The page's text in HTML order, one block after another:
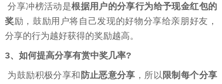
分享冲榜活动是根据用户的分享行为给予现金红包的
奖励，鼓励用户将自己发现的好物分享给亲朋好友，
分享的行为越好获得的奖励越高。
3、如何提高分享有赏中奖几率?
为鼓励积极分享和 防止恶意分享 ，所以 限制每个分享